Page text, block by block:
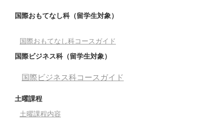
国際おもてなし科（留学生対象）
国際おもてなし科コースガイド
国際ビジネス科（留学生対象）
国際ビジネス科コースガイド
土曜課程
土曜課程内容